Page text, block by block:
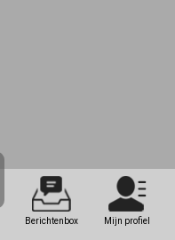
Berichtenbox Mijn profiel